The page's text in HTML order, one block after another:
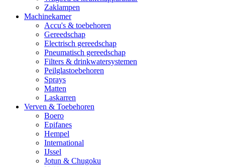
Zaklampen
Machinekamer
Accu's & toebehoren
Gereedschap
Electrisch gereedschap
Pneumatisch gereedschap
Filters & drinkwatersystemen
Peilglastoebehoren
Sprays
Matten
Laskarren
Verven & Toebehoren
Boero
Epifanes
Hempel
International
IJssel
Jotun & Chugoku